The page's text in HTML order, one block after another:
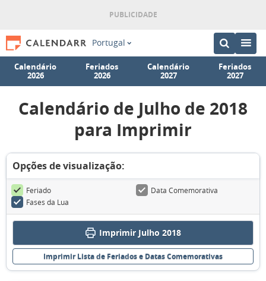
Portugal
Calendário
2026
Feriados
2026
Calendário
2027
Feriados
2027
Calendário de Julho de 2018
para Imprimir
Opções de visualização:
Feriado
Data Comemorativa
Fases da Lua
Imprimir Julho 2018
Imprimir Lista de Feriados e Datas Comemorativas